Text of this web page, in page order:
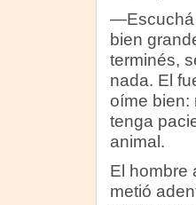
—Escuchá
bien
terminés,
nada. El
oíme bien:
tenga
animal.
El hombre
metió